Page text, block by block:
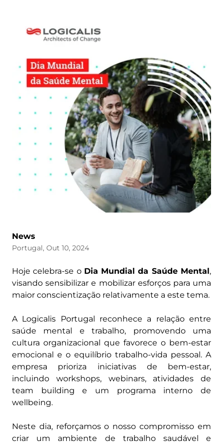
News
Portugal, Out 10, 2024
Hoje celebra-se o Dia Mundial da Saúde Mental,
visando sensibilizar e mobilizar esforços para uma
maior conscientização relativamente a este tema.
A Logicalis Portugal reconhece a relação entre
saúde mental e trabalho, promovendo uma
cultura organizacional que favorece o bem-estar
emocional e o equilíbrio trabalho-vida pessoal. A
empresa prioriza iniciativas de bem-estar,
incluindo workshops, webinars, atividades de
team building e um programa interno de
wellbeing.
Neste dia, reforçamos o nosso compromisso em
criar um ambiente de trabalho saudável e